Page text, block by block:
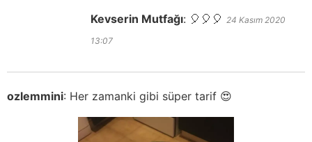
Kevserin Mutfağı: 🎈🎈🎈 24 Kasım 2020
13:07
ozlemmini: Her zamanki gibi süper tarif 😍